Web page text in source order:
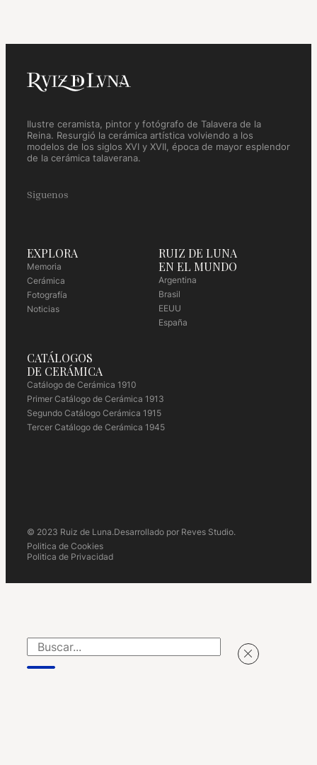
Ilustre ceramista, pintor y fotógrafo de Talavera de la
Reina. Resurgió la cerámica artística volviendo a los
modelos de los siglos XVI y XVII, época de mayor esplendor
de la cerámica talaverana.
Siguenos
EXPLORA
Memoria
Cerámica
Fotografía
Noticias
RUIZ DE LUNA
EN EL MUNDO
Argentina
Brasil
EEUU
España
CATÁLOGOS
DE CERÁMICA
Catálogo de Cerámica 1910
Primer Catálogo de Cerámica 1913
Segundo Catálogo Cerámica 1915
Tercer Catálogo de Cerámica 1945
© 2023 Ruiz de Luna.Desarrollado por Reves Studio.
Politica de Cookies
Politica de Privacidad